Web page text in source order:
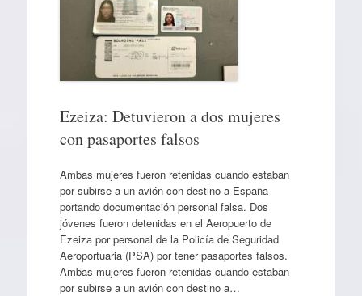
Ezeiza: Detuvieron a dos mujeres
con pasaportes falsos
Ambas mujeres fueron retenidas cuando estaban
por subirse a un avión con destino a España
portando documentación personal falsa. Dos
jóvenes fueron detenidas en el Aeropuerto de
Ezeiza por personal de la Policía de Seguridad
Aeroportuaria (PSA) por tener pasaportes falsos.
Ambas mujeres fueron retenidas cuando estaban
por subirse a un avión con destino a…